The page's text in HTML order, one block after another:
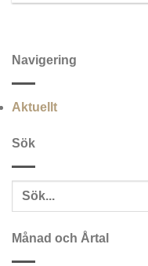
Navigering
Aktuellt
Sök
Månad och Årtal